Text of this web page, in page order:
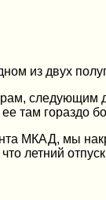
из двух
там
МКАД, мы
летний